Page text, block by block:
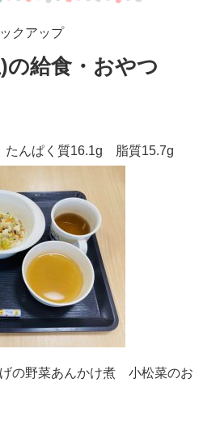
クアップ
の給食・おやつ
んぱく質16.1g 脂質15.7g
の野菜あんかけ煮 小松菜のお